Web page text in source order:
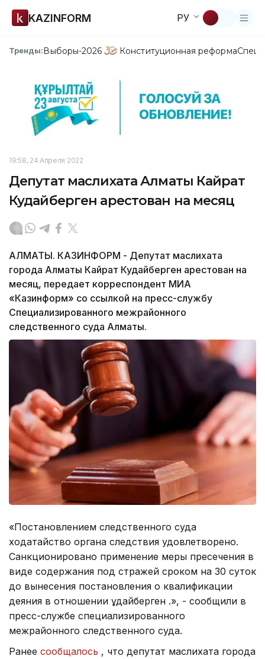
KAZINFORM РУ
Тренды:Выборы-2026 Конституционная реформа
19:58, 24 Апреля 2022
Депутат маслихата Алматы Кайрат
Кудайберген арестован на месяц
АЛМАТЫ. КАЗИНФОРМ - Депутат маслихата
города Алматы Кайрат Кудайберген арестован на
месяц, передает корреспондент МИА
«Казинформ» со ссылкой на пресс-службу
Специализированного межрайонного
следственного суда Алматы.
«Постановлением следственного суда
ходатайство органа следствия удовлетворено.
Санкционировано применение меры пресечения в
виде содержания под стражей сроком на 30 суток
до вынесения постановления о квалификации
деяния в отношении Құдайберген Қ.», - сообщили в
пресс-службе специализированного
межрайонного следственного суда.
Ранее сообщалось , что депутат маслихата города